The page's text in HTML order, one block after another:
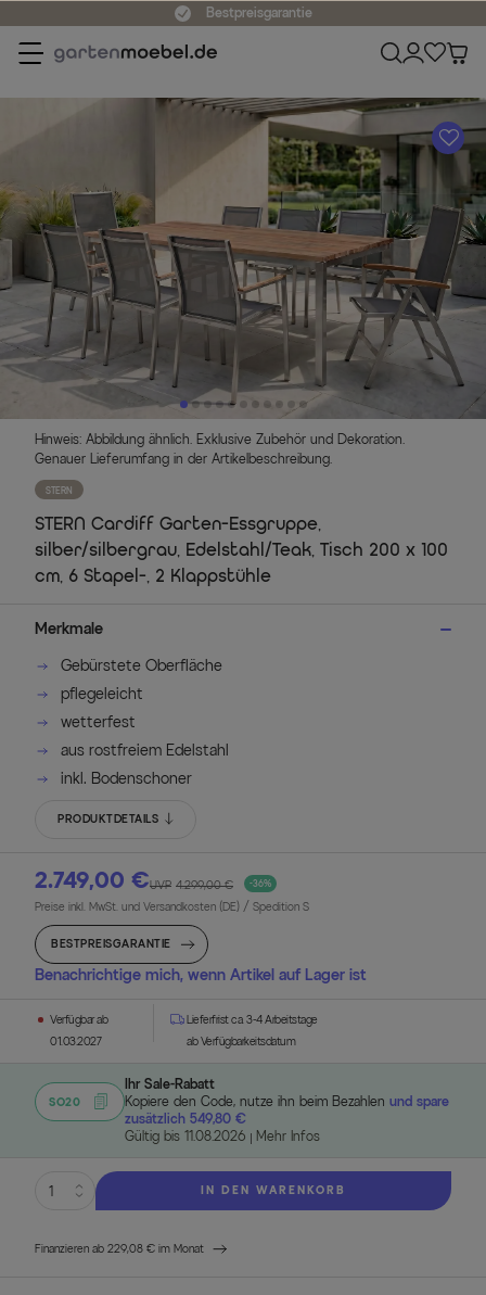
Bestpreisgarantie
A
Hinweis: Abbildung ähnlich. Exklusive Zubehör und Dekoration.
Genauer Lieferumfang in der Artikelbeschreibung.
STERN
STERN Cardiff Garten-Essgruppe,
silber/silbergrau, Edelstahl/Teak, Tisch 200 x 100
cm, 6 Stapel-, 2 Klappstühle
Merkmale
Gebürstete Oberfläche
pflegeleicht
wetterfest
aus rostfreiem Edelstahl
inkl. Bodenschoner
PRODUKTDETAILS
2.749,00 € -36%
UVP 4.299,00 €
Preise inkl. MwSt. und Versandkosten (DE) / Spedition S
BESTPREISGARANTIE
Benachrichtige mich, wenn Artikel auf Lager ist
Verfügbar ab
01.03.2027
Lieferfrist ca. 3-4 Arbeitstage
ab Verfügbarkeitsdatum
SO20
Ihr Sale-Rabatt
Kopiere den Code, nutze ihn beim Bezahlen und spare
zusätzlich 549,80 €
Gültig bis 11.08.2026
Mehr Infos
IN DEN WARENKORB
Finanzieren ab 229,08 € im Monat